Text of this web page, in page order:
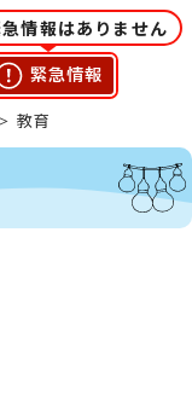
情報はありません
緊急情報
教育